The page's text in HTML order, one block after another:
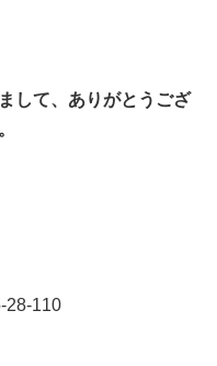
して、ありがとうござ
28-110